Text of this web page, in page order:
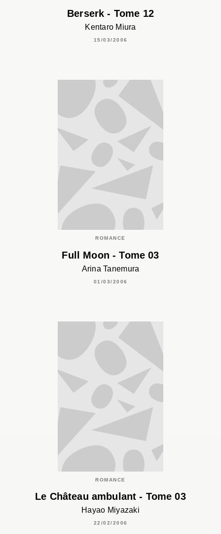
Berserk - Tome 12
Kentaro Miura
15/03/2006
ROMANCE
Full Moon - Tome 03
Arina Tanemura
01/03/2006
ROMANCE
Le Château ambulant - Tome 03
Hayao Miyazaki
22/02/2006